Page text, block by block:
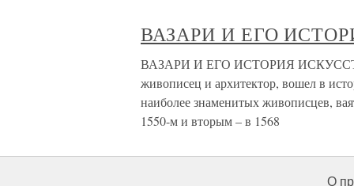
ВАЗАРИ И ЕГО
ВАЗАРИ И ЕГО ИСТОРИЯ ИСКУССТВ
живописец и архитектор, вошел в
наиболее знаменитых живописцев,
1550-м и вторым – в 1568
О